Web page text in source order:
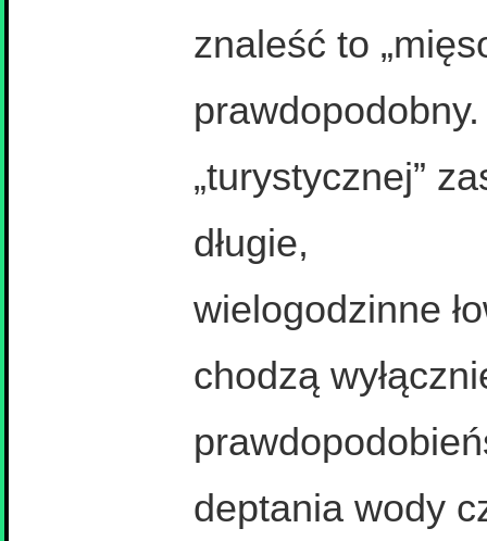
znaleść to
„turystycznej”
długie,
wielogodzinne
chodzą
deptania wody